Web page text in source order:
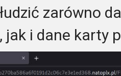
zarówno
jak i dane karty